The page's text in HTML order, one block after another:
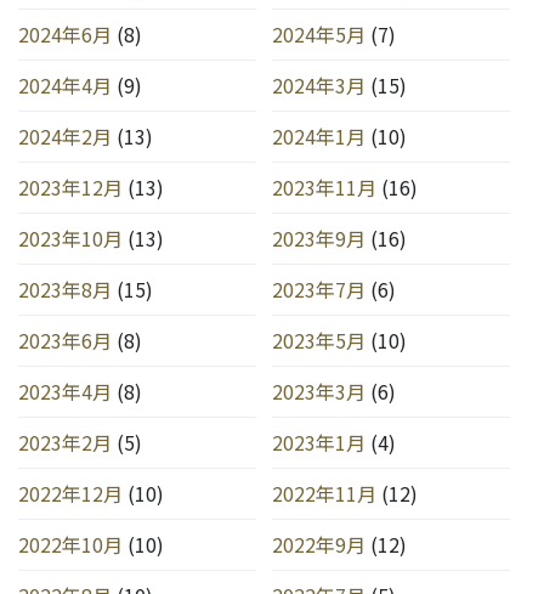
2024年6月 (8) 2024年5月 (7)
2024年4月 (9) 2024年3月 (15)
2024年2月 (13) 2024年1月 (10)
2023年12月 (13) 2023年11月 (16)
2023年10月 (13) 2023年9月 (16)
2023年8月 (15) 2023年7月 (6)
2023年6月 (8) 2023年5月 (10)
2023年4月 (8) 2023年3月 (6)
2023年2月 (5) 2023年1月 (4)
2022年12月 (10) 2022年11月 (12)
2022年10月 (10) 2022年9月 (12)